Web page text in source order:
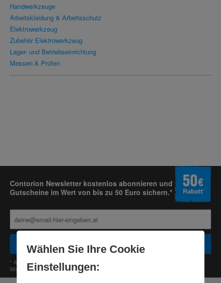
Handwerkzeuge
Arbeitskleidung & Arbeitsschutz
Elektrowerkzeug
Zubehör Elektrowerkzeug
Lager- und Betriebseinrichtung
Messen & Prüfen
Contorion Newsletter kostenlos abonnieren und
Gutscheine im Wert von bis zu 50 Euro sichern.*
Für Geschäftskunden Für Privatkunden
* Alle Daten werden vertraulich behandelt. Abmeldung jederzeit möglich.
Mindestbestellwert 100 EUR.
Wählen Sie Ihre Cookie
Einstellungen: